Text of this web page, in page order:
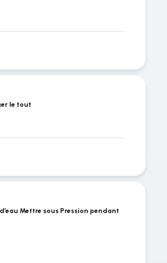
le tout
Mettre sous Pression pendant